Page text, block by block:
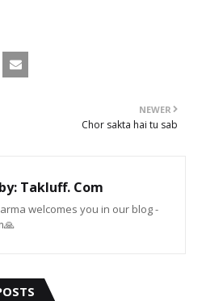
NEWER
Chor sakta hai tu sab
Takluff. Com
welcomes you in our blog -